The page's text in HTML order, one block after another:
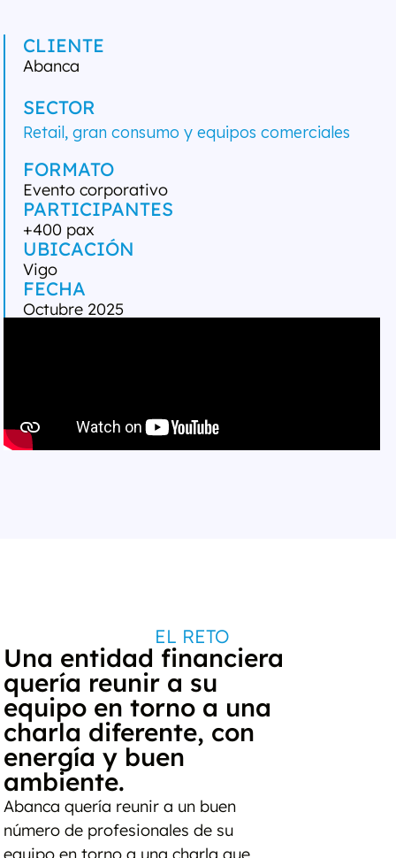
CLIENTE
Abanca
SECTOR
Retail, gran consumo y equipos comerciales
FORMATO
Evento corporativo
PARTICIPANTES
+400 pax
UBICACIÓN
Vigo
FECHA
Octubre 2025
EL RETO
Una entidad financiera
quería reunir a su
equipo en torno a una
charla diferente, con
energía y buen
ambiente.
Abanca quería reunir a un buen
número de profesionales de su